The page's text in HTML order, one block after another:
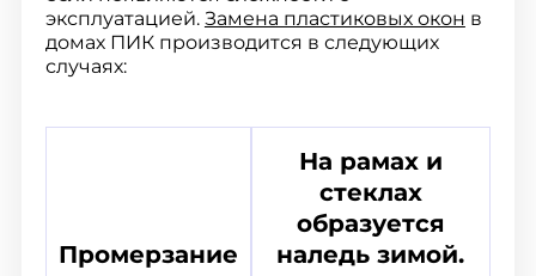
эксплуатацией. Замена пластиковых окон в
домах ПИК производится в следующих
случаях:
Промерзание
На рамах и
стеклах
образуется
наледь зимой.